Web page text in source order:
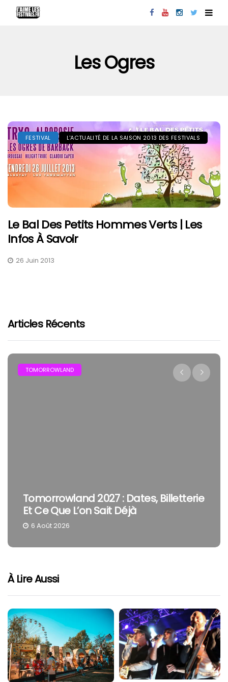
Les Ogres
FESTIVAL L'ACTUALITÉ DE LA SAISON 2013 DES FESTIVALS
Le Bal Des Petits Hommes Verts | Les
Infos À Savoir
26 Juin 2013
Articles Récents
TOMORROWLAND
Tomorrowland 2027 : Dates, Billetterie
Et Ce Que L’on Sait Déjà
6 Août 2026
À Lire Aussi